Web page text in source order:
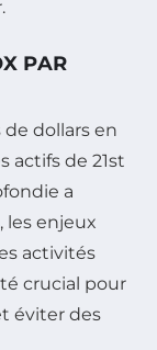
PAR
dollars en
actifs de 21st
a
les enjeux
activités
crucial pour
éviter des